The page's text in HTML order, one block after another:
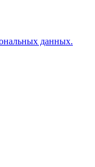
данных.